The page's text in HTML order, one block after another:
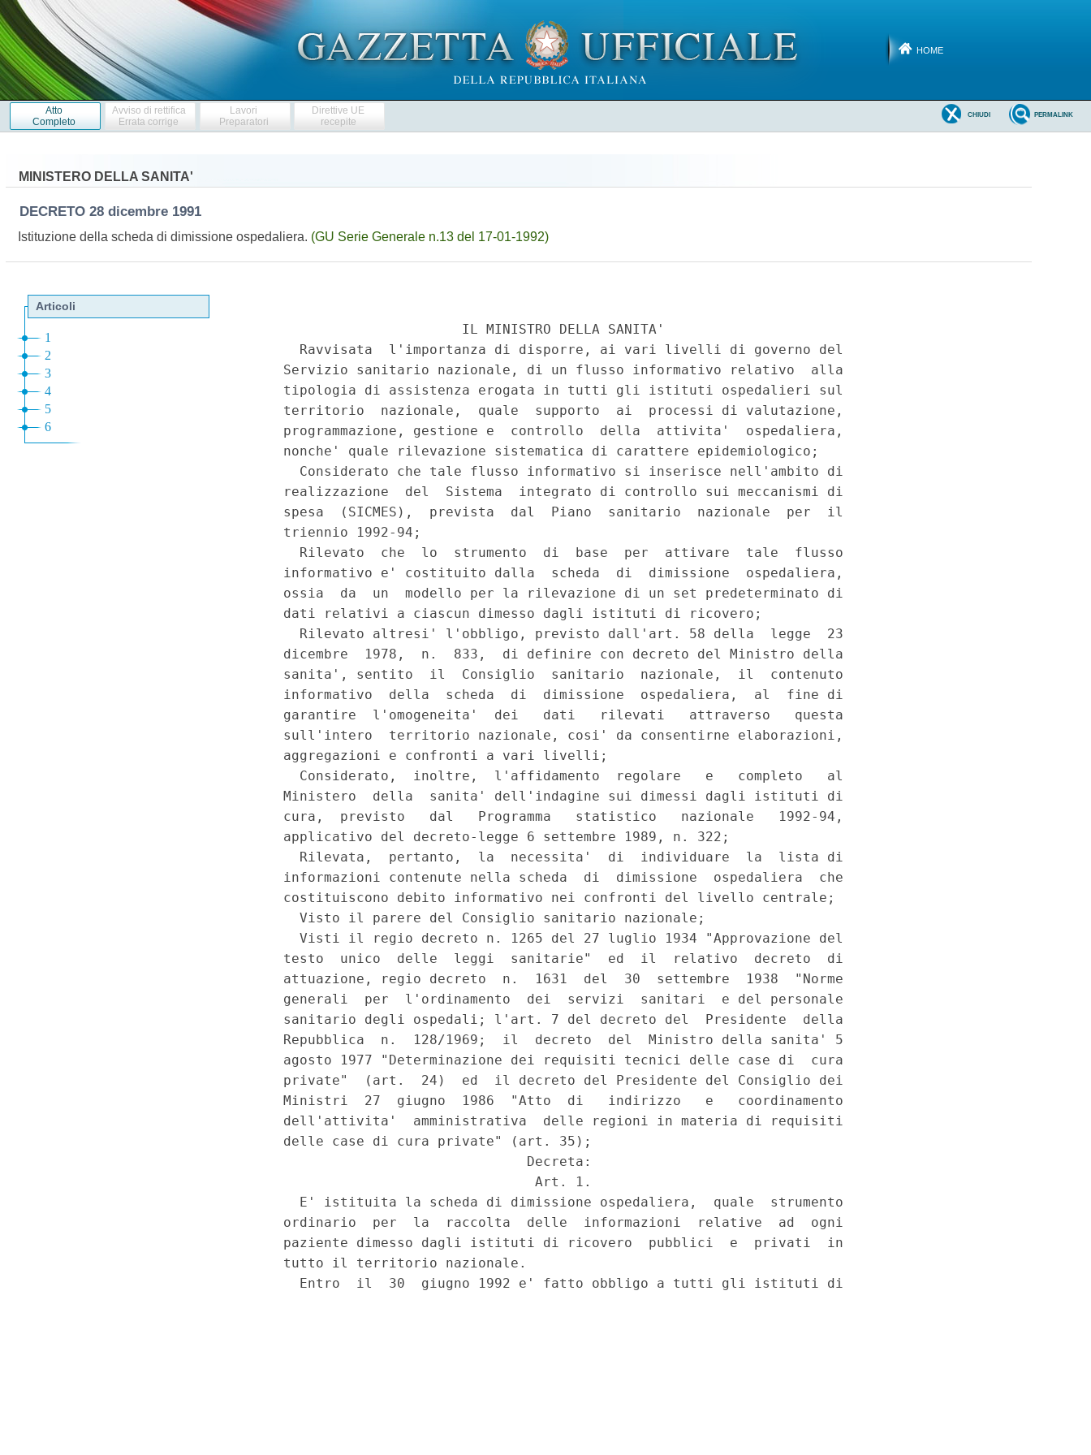
HOME
Atto
Completo
Avviso di rettifica
Errata corrige
Lavori
Preparatori
Direttive UE
recepite
PERMALINK
CHIUDI
MINISTERO DELLA SANITA'
DECRETO 28 dicembre 1991
Istituzione della scheda di dimissione ospedaliera. (GU Serie Generale n.13 del 17-01-1992)